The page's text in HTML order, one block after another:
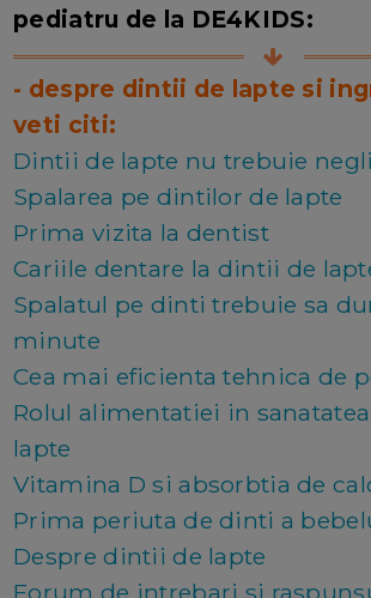
pediatru de la DE4KIDS:
- despre dintii de lapte si
veti citi:
Dintii de lapte nu trebuie
Spalarea pe dintilor de lapte
Prima vizita la dentist
Cariile dentare la dintii de
Spalatul pe dinti trebuie sa
minute
Cea mai eficienta tehnica de
Rolul alimentatiei in
lapte
Vitamina D si absorbtia de
Prima periuta de dinti a
Despre dintii de lapte
Forum de intrebari si